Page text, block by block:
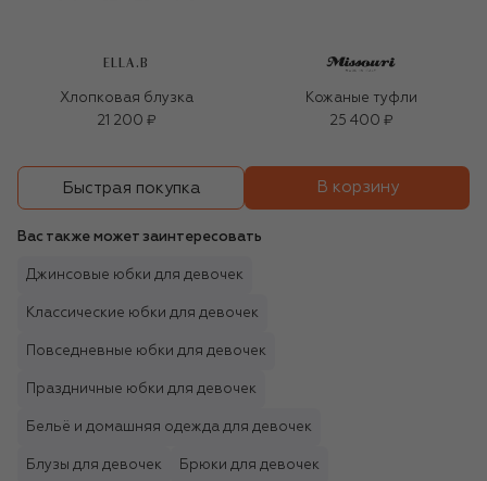
ELLA.B
Хлопковая блузка
21 200 ₽
Кожаные туфли
25 400 ₽
Быстрая покупка В корзину
Вас также может заинтересовать
Джинсовые юбки для девочек
Классические юбки для девочек
Повседневные юбки для девочек
Праздничные юбки для девочек
Бельё и домашняя одежда для девочек
Блузы для девочек Брюки для девочек